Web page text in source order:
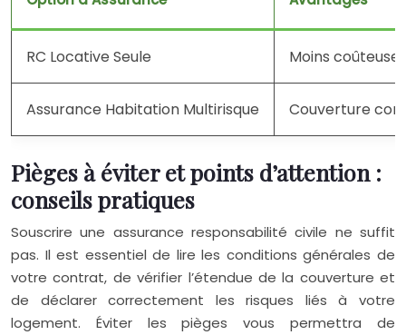
RC Locative Seule Moins
Assurance Habitation Multirisque Couverture
Pièges à éviter et points d’attention :
conseils pratiques
Souscrire une assurance responsabilité civile ne suffit
pas. Il est essentiel de lire les conditions générales de
votre contrat, de vérifier l’étendue de la couverture et
de déclarer correctement les risques liés à votre
logement. Éviter les pièges vous permettra de